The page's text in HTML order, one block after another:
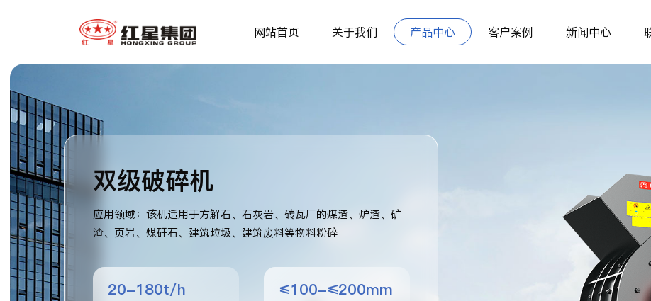
网站首页 关于我们 产品中心 客户案例 新闻中心
双级破碎机
应用领域：该机适用于方解石、石灰岩、砖瓦厂的煤渣、炉渣、矿
渣、页岩、煤矸石、建筑垃圾、建筑废料等物料粉碎
20-180t/h ≤100-≤200mm